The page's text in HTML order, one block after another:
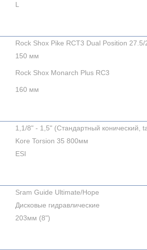
L
Rock Shox Pike RCT3 Dual Position 27.5/
150 мм
Rock Shox Monarch Plus RC3
160 мм
1,1/8" - 1,5" (Стандартный конический,
Kore Torsion 35 800мм
ESI
Sram Guide Ultimate/Hope
Дисковые гидравлические
203мм (8")